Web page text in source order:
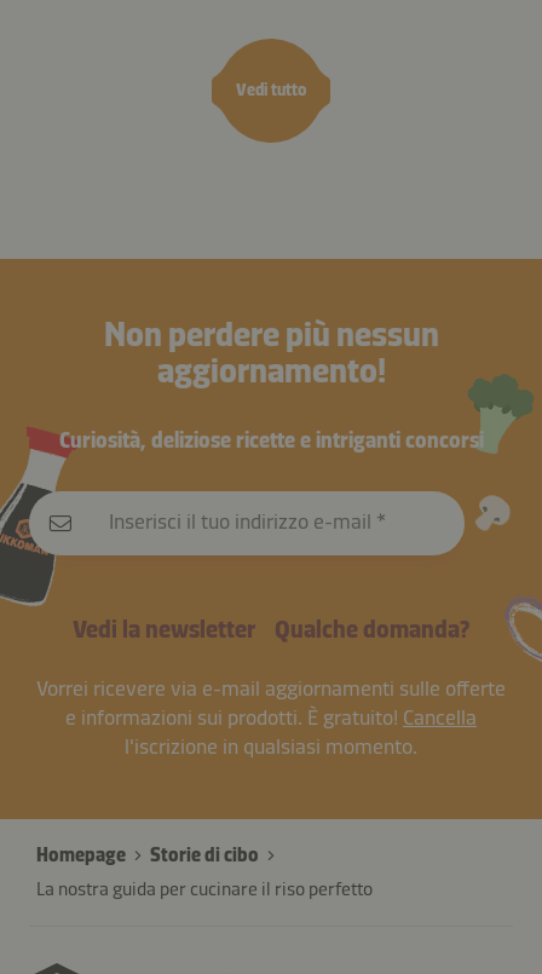
Vedi tutto
Non perdere più nessun
aggiornamento!
Curiosità, deliziose ricette e intriganti concorsi
Inserisci il tuo indirizzo e-mail
Vedi la newsletter Qualche domanda?
Vorrei ricevere via e-mail aggiornamenti sulle offerte
e informazioni sui prodotti. È gratuito! Cancella
l'iscrizione in qualsiasi momento.
Homepage
Storie di cibo
La nostra guida per cucinare il riso perfetto